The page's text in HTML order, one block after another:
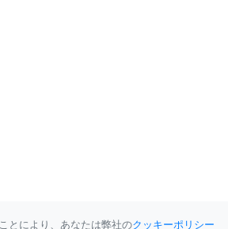
とにより、あなたは弊社のクッキーポリシー